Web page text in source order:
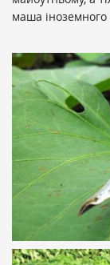
маша іноземного